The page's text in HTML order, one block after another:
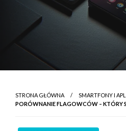
STRONA GŁÓWNA
SMARTFONY I
PORÓWNANIE FLAGOWCÓW – KTÓRY